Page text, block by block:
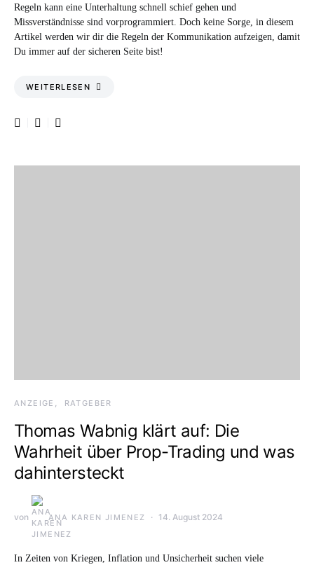
Regeln kann eine Unterhaltung schnell schief gehen und
Missverständnisse sind vorprogrammiert. Doch keine Sorge, in diesem
Artikel werden wir dir die Regeln der Kommunikation aufzeigen, damit
Du immer auf der sicheren Seite bist!
WEITERLESEN
ANZEIGE RATGEBER
Thomas Wabnig klärt auf: Die
Wahrheit über Prop-Trading und was
dahintersteckt
von ANA KAREN JIMENEZ 14. August 2024
In Zeiten von Kriegen, Inflation und Unsicherheit suchen viele